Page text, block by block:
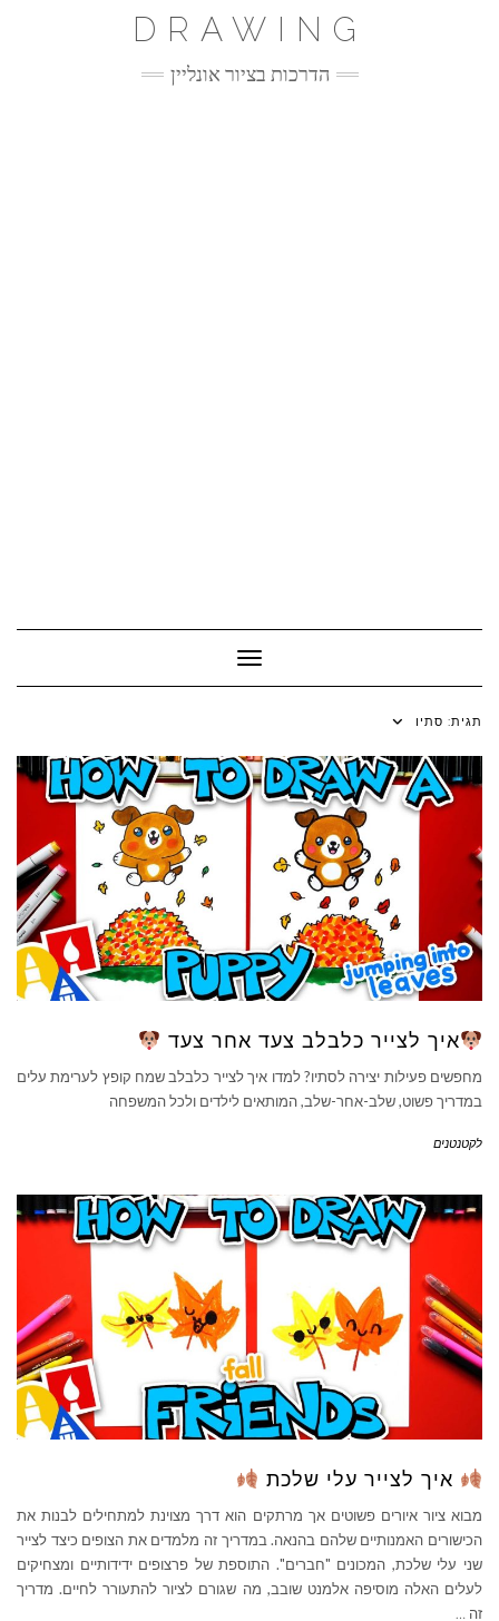
DRAWING
הדרכות בציור אונליין
Toggle Navigation
תגית: סתיו
איך לצייר כלבלב צעד אחר צעד
מחפשים פעילות יצירה לסתיו? למדו איך לצייר כלבלב שמח קופץ לערימת עלים
במדריך פשוט, שלב-אחר-שלב, המותאים לילדים ולכל המשפחה
לקטנטנים
איך לצייר עלי שלכת
מבוא ציור איורים פשוטים אך מרתקים הוא דרך מצוינת למתחילים לבנות את
הכישורים האמנותיים שלהם בהנאה. במדריך זה מלמדים את הצופים כיצד לצייר
שני עלי שלכת, המכונים "חברים". התוספת של פרצופים ידידותיים ומצחיקים
לעלים האלה מוסיפה אלמנט שובב, מה שגורם לציור להתעורר לחיים. מדריך
זה …